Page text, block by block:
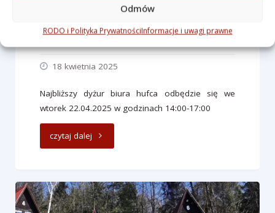
Odmów
RODO i Polityka PrywatnościInformacje i uwagi prawne
18 kwietnia 2025
Najbliższy dyżur biura hufca odbędzie się we
wtorek 22.04.2025 w godzinach 14:00-17:00
czytaj dalej "Dyżur
hufca"